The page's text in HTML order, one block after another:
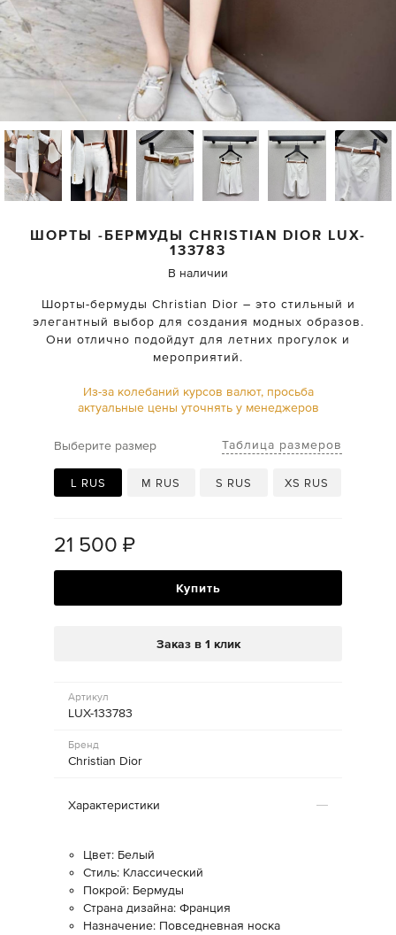
ШОРТЫ -БЕРМУДЫCHRISTIAN DIOR LUX-
133783
В наличии
Шорты-бермуды Christian Dior – это стильный и
элегантный выбор для создания модных образов.
Они отлично подойдут для летних прогулок и
мероприятий.
Из-за колебаний курсов валют, просьба
актуальные цены уточнять у менеджеров
Выберите размер Таблица размеров
L RUS M RUS S RUS XS RUS
21 500 ₽
Купить
Заказ в 1 клик
Артикул
LUX-133783
Бренд
Christian Dior
Характеристики
Цвет: Белый
Стиль: Классический
Покрой: Бермуды
Страна дизайна: Франция
Назначение: Повседневная носка